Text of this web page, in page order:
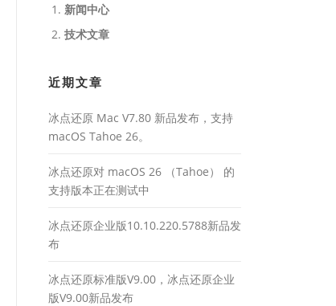
新闻中心
技术文章
近期文章
冰点还原 Mac V7.80 新品发布，支持
macOS Tahoe 26。
冰点还原对 macOS 26 （Tahoe） 的
支持版本正在测试中
冰点还原企业版10.10.220.5788新品发
布
冰点还原标准版V9.00，冰点还原企业
版V9.00新品发布